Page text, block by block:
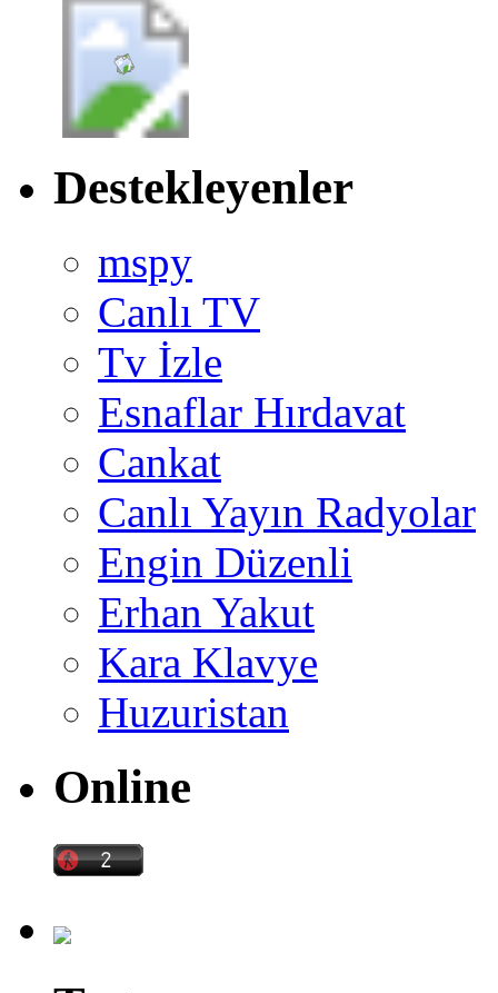
Destekleyenler
mspy
Canlı TV
Tv İzle
Esnaflar Hırdavat
Cankat
Canlı Yayın Radyolar
Engin Düzenli
Erhan Yakut
Kara Klavye
Huzuristan
Online